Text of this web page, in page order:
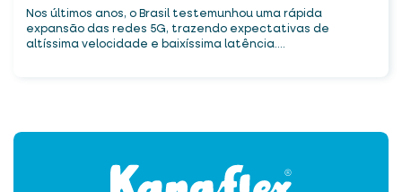
Nos últimos anos, o Brasil testemunhou uma rápida
expansão das redes 5G, trazendo expectativas de
altíssima velocidade e baixíssima latência....